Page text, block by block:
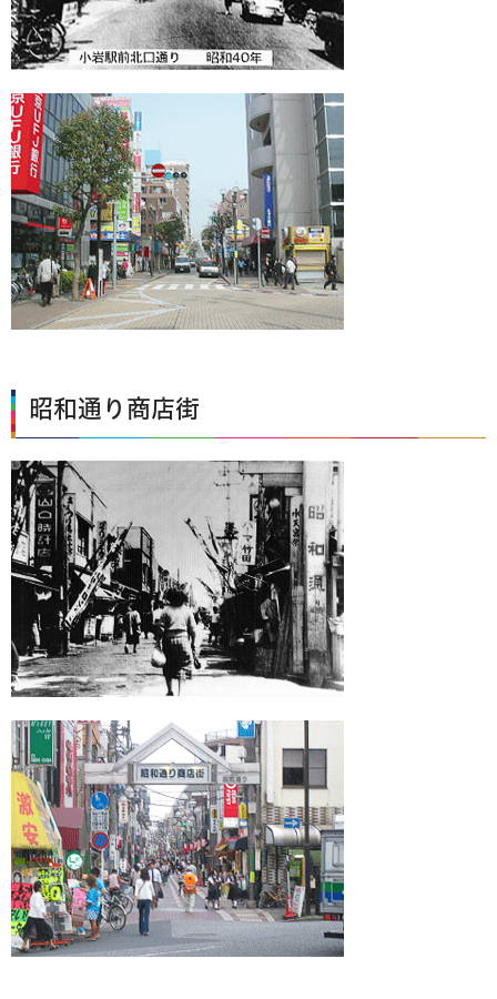
昭和通り商店街